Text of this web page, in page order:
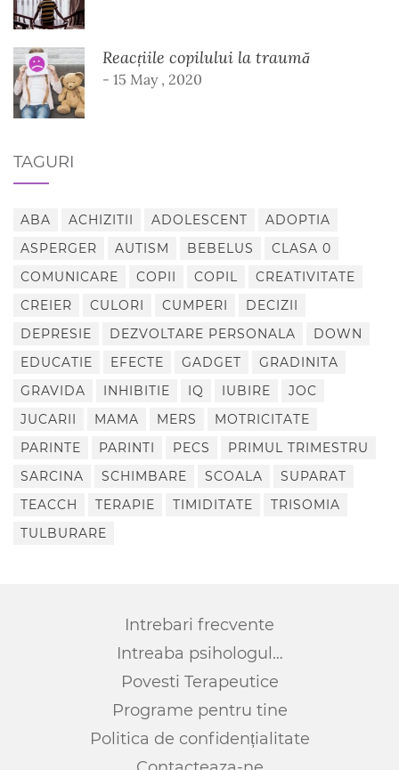
Reacțiile copilului la traumă
- 15 May , 2020
TAGURI
ABA ACHIZITII ADOLESCENT
ADOPTIA
ASPERGER
AUTISM BEBELUS
CLASA 0
COMUNICARE
COPII COPIL
CREATIVITATE
CREIER
CULORI CUMPERI
DECIZII
DEPRESIE
DEZVOLTARE PERSONALA
DOWN
EDUCATIE
EFECTE GADGET
GRADINITA
GRAVIDA
INHIBITIE IQ IUBIRE
JOC
JUCARII
MAMA MERS
MOTRICITATE
PARINTE
PARINTI PECS
PRIMUL TRIMESTRU
SARCINA
SCHIMBARE SCOALA
SUPARAT
TEACCH
TERAPIE TIMIDITATE
TRISOMIA
TULBURARE
Intrebari frecvente
Intreaba psihologul…
Povesti Terapeutice
Programe pentru tine
Politica de confidențialitate